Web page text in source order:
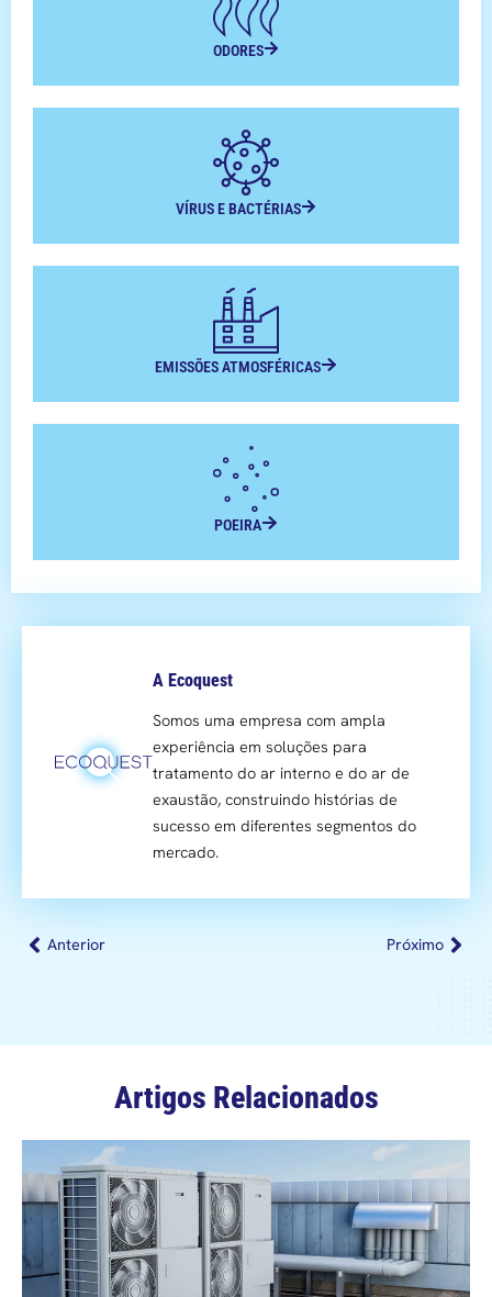
ODORES
VÍRUS E BACTÉRIAS
EMISSÕES ATMOSFÉRICAS
POEIRA
A Ecoquest
Somos uma empresa com ampla
experiência em soluções para
tratamento do ar interno e do ar de
exaustão, construindo histórias de
sucesso em diferentes segmentos do
mercado.
Anterior Próximo
Artigos Relacionados